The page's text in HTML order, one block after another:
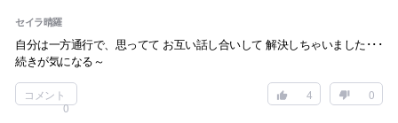
セイラ晴羅
自分は一方通行で、思ってて お互い話し合いして 解決しちゃいました･･･
続きが気になる～
コメント
0
0
4